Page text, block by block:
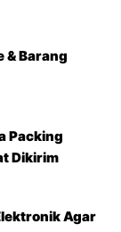
& Barang
Packing
Dikirim
Agar